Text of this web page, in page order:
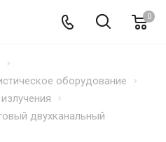
0
оборудование
двухканальный